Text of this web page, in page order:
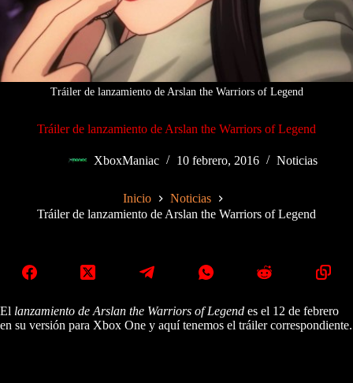
Tráiler de lanzamiento de Arslan the Warriors of Legend
Tráiler de lanzamiento de Arslan the Warriors of Legend
XboxManiac 10 febrero, 2016 Noticias
Inicio
Noticias
Tráiler de lanzamiento de Arslan the Warriors of Legend
El lanzamiento de Arslan the Warriors of Legend es el 12 de febrero
en su versión para Xbox One y aquí tenemos el tráiler correspondiente.